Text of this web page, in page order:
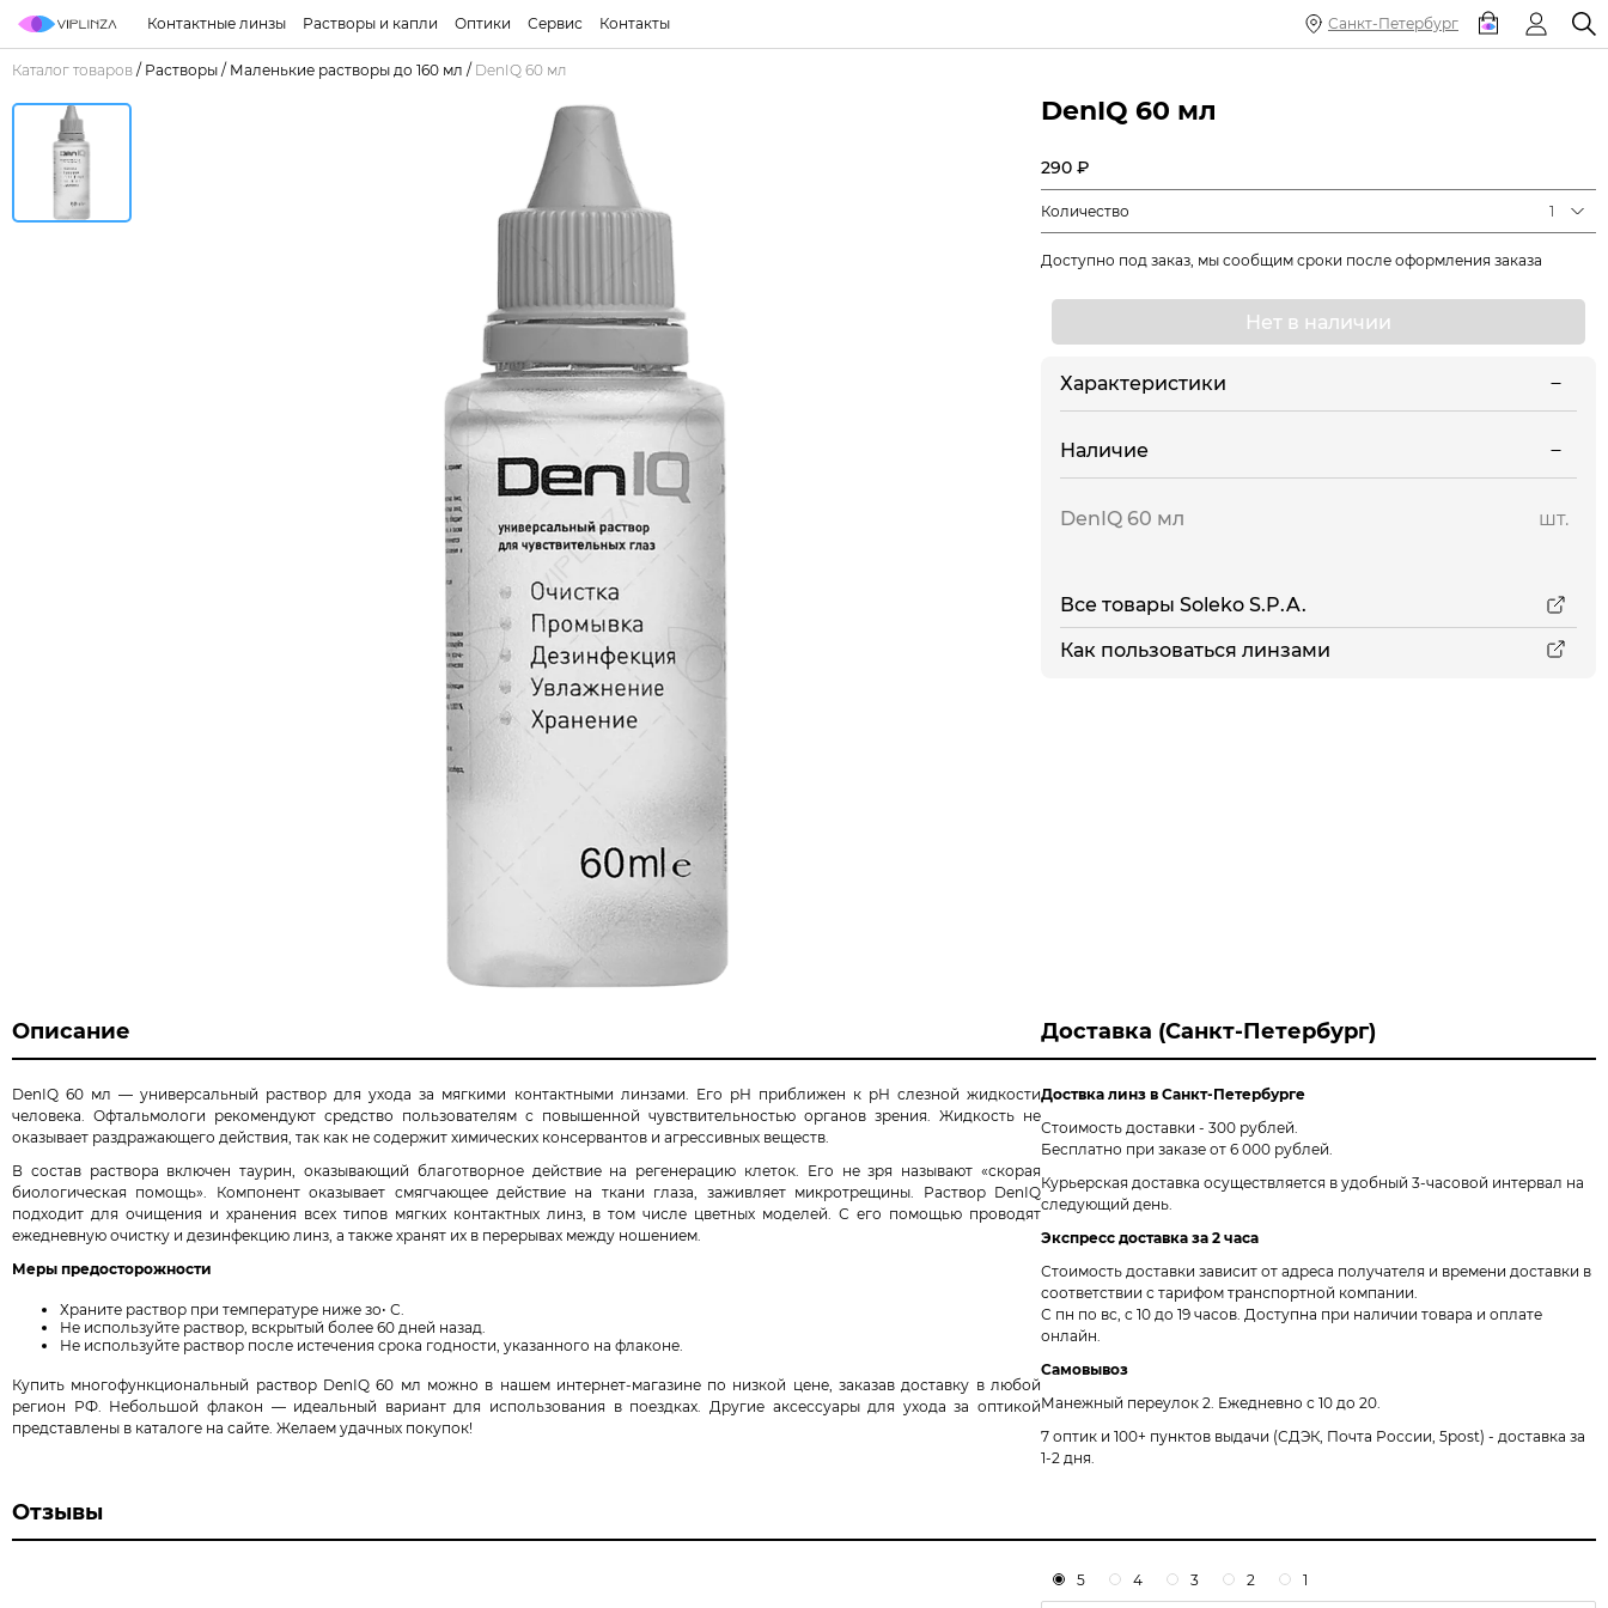
Контактные линзы Растворы и капли Оптики Сервис Контакты Санкт-Петербург
Каталог товаров / Растворы / Маленькие растворы до 160 мл / DenIQ 60 мл
DenIQ 60 мл
290 ₽
Количество 1
Доступно под заказ, мы сообщим сроки после оформления заказа
Нет в наличии
Характеристики
Наличие
DenIQ 60 мл шт.
Все товары Soleko S.P.A.
Как пользоваться линзами
Описание
DenIQ 60 мл — универсальный раствор для ухода за мягкими контактными линзами. Его рН приближен к рН слезной жидкости
человека. Офтальмологи рекомендуют средство пользователям с повышенной чувствительностью органов зрения. Жидкость не
оказывает раздражающего действия, так как не содержит химических консервантов и агрессивных веществ.
В состав раствора включен таурин, оказывающий благотворное действие на регенерацию клеток. Его не зря называют «скорая
биологическая помощь». Компонент оказывает смягчающее действие на ткани глаза, заживляет микротрещины. Раствор DenIQ
подходит для очищения и хранения всех типов мягких контактных линз, в том числе цветных моделей. С его помощью проводят
ежедневную очистку и дезинфекцию линз, а также хранят их в перерывах между ношением.
Меры предосторожности
Храните раствор при температуре ниже зо• С.
Не используйте раствор, вскрытый более 60 дней назад.
Не используйте раствор после истечения срока годности, указанного на флаконе.
Купить многофункциональный раствор DenIQ 60 мл можно в нашем интернет-магазине по низкой цене, заказав доставку в любой
регион РФ. Небольшой флакон — идеальный вариант для использования в поездках. Другие аксессуары для ухода за оптикой
представлены в каталоге на сайте. Желаем удачных покупок!
Доставка (Санкт-Петербург)
Доствка линз в Санкт-Петербурге
Стоимость доставки - 300 рублей.
Бесплатно при заказе от 6 000 рублей.
Курьерская доставка осуществляется в удобный 3-часовой интервал на
следующий день.
Экспресс доставка за 2 часа
Стоимость доставки зависит от адреса получателя и времени доставки в
соответствии с тарифом транспортной компании.
С пн по вс, с 10 до 19 часов. Доступна при наличии товара и оплате
онлайн.
Самовывоз
Манежный переулок 2. Ежедневно с 10 до 20.
7 оптик и 100+ пунктов выдачи (СДЭК, Почта России, 5post) - доставка за
1-2 дня.
Отзывы
5 4 3 2 1